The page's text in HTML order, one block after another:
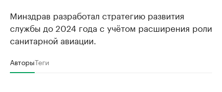
Минздрав разработал стратегию развития
службы до 2024 года с учётом расширения роли
санитарной авиации.
АвторыТеги